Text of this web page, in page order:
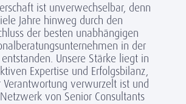
ist unverwechselbar, denn
Jahre hinweg durch den
der besten unabhängigen
in der
Unsere Stärke liegt in
Expertise und Erfolgsbilanz,
verwurzelt ist und
von Senior Consultants